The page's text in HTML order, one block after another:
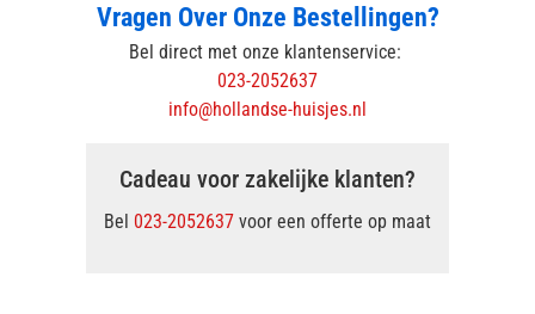
Vragen Over Onze Bestellingen?
Bel direct met onze klantenservice:
023-2052637
info@hollandse-huisjes.nl
Cadeau voor zakelijke klanten?
Bel 023-2052637 voor een offerte op maat